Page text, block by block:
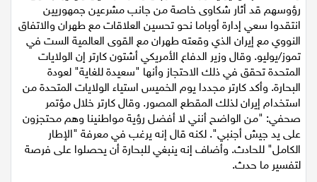
مجلة الحمرا
جمال وازياء
تكنولوجيا
فن
ستوديو انتخابات 2022
وكان مقطع فيديو يظهر تسعة رجال وامرأة راكعين وأيديهم فوق
رؤوسهم قد أثار شكاوى خاصة من جانب مشرعين جمهوريين
انتقدوا سعي إدارة أوباما نحو تحسين العلاقات مع طهران والاتفاق
النووي مع إيران الذي وقعته طهران مع القوى العالمية الست في
تموز/يوليو. وقال وزير الدفاع الأمريكي أشتون كارتر إن الولايات
المتحدة تحقق في ذلك الاحتجاز وأنها "سعيدة للغاية" لعودة
البحارة. وأكد كارتر مجددا يوم الخميس استياء الولايات المتحدة من
استخدام إيران لذلك المقطع المصور. وقال كارتر خلال مؤتمر
صحفي: "من الواضح أنني لا أفضل رؤية مواطنينا وهم محتجزون
على يد جيش أجنبي". لكنه قال إنه يرغب في معرفة "الإطار
الكامل" للحادث. وأضاف إنه ينبغي للبحارة أن يحصلوا على فرصة